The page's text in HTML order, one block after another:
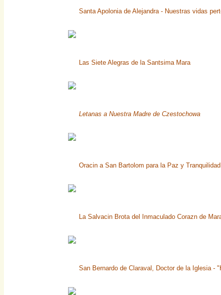
Santa Apolonia de Alejandra - Nuestras vidas
Las Siete Alegras de la Santsima Mara
Letanas a Nuestra Madre de Czestochowa
Oracin a San Bartolom para la Paz y
La Salvacin Brota del Inmaculado Corazn de
San Bernardo de Claraval, Doctor de la Iglesia -